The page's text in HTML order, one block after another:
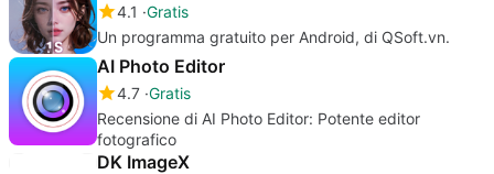
4.1 Gratis
Un programma gratuito per Android, di QSoft.vn.
AI Photo Editor
4.7 Gratis
Recensione di AI Photo Editor: Potente editor
fotografico
DK ImageX